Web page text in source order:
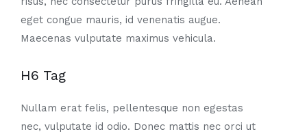
eget congue mauris, id venenatis augue.
Maecenas vulputate maximus vehicula.
H6 Tag
Nullam erat felis, pellentesque non egestas
nec, vulputate id odio. Donec mattis nec orci ut